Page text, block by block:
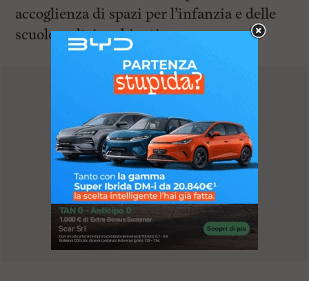
accoglienza di spazi per l’infanzia e delle
scuole o altri ambienti